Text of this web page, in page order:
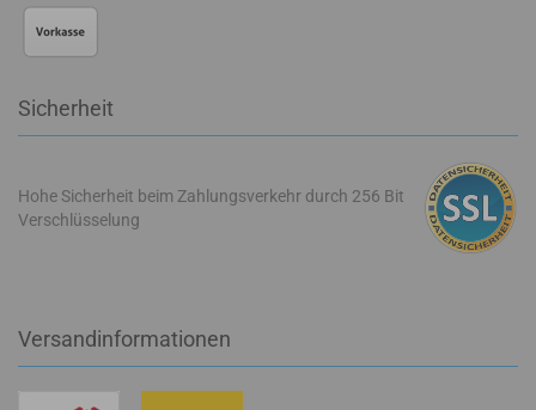
Sicherheit
Hohe Sicherheit beim Zahlungsverkehr durch 256 Bit
Verschlüsselung
Versandinformationen